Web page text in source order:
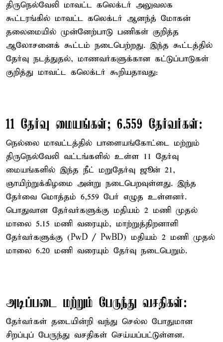
திருநெல்வேலி மாவட்ட கலெக்டர் அலுவலக
கூட்டரங்கில் மாவட்ட கலெக்டர் ஆனந்த் மோகன்
தலைமையில் முன்னேற்பாடு பணிகள் குறித்த
ஆலோசனைக் கூட்டம் நடைபெற்றது. இந்த கூட்டத்தில்
தேர்வு நடத்துதல், மாணவர்களுக்கான கட்டுப்பாடுகள்
குறித்து மாவட்ட கலெக்டர் கூறியதாவது:
11 தேர்வு மையங்கள்; 6.559 தேர்வர்கள்:
நெல்லை மாவட்டத்தில் பாளையங்கோட்டை மற்றும்
திருநெல்வேலி வட்டங்களில் உள்ள 11 தேர்வு
மையங்களில் இந்த நீட் மறுதேர்வு ஜூன் 21,
ஞாயிற்றுக்கிழமை அன்று நடைபெறவுள்ளது. இந்த
தேர்வை மொத்தம் 6,559 பேர் எழுத உள்ளனர்.
பொதுவான தேர்வர்களுக்கு மதியம் 2 மணி முதல்
மாலை 5.15 மணி வரையும், மாற்றுத்திறனாளி
தேர்வர்களுக்கு (PwD / PwBD) மதியம் 2 மணி முதல்
மாலை 6.20 மணி வரையும் தேர்வு நடைபெறும்.
அடிப்படை மற்றும் பேருந்து வசதிகள்:
தேர்வர்கள் தடையின்றி வந்து செல்ல போதுமான
சிறப்புப் பேருந்து வசதிகள் செய்யப்பட்டுள்ளன.